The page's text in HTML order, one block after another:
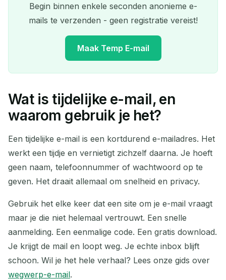
Begin binnen enkele seconden anonieme e-
mails te verzenden - geen registratie vereist!
Maak Temp E-mail
Je Tijdelijke E-mailadres:
Kopiëren QR
Verwijder Geselecteerd Verander E-mail
Vernieuwen
Volgende vernieuwing in15seconden
Wat is tijdelijke e-mail, en
waarom gebruik je het?
Een tijdelijke e-mail is een kortdurend e-mailadres. Het
werkt een tijdje en vernietigt zichzelf daarna. Je hoeft
geen naam, telefoonnummer of wachtwoord op te
geven. Het draait allemaal om snelheid en privacy.
Gebruik het elke keer dat een site om je e-mail vraagt
maar je die niet helemaal vertrouwt. Een snelle
aanmelding. Een eenmalige code. Een gratis download.
Je krijgt de mail en loopt weg. Je echte inbox blijft
schoon. Wil je het hele verhaal? Lees onze gids over
wegwerp-e-mail.